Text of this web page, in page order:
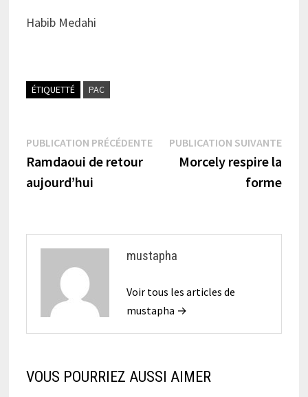
Habib Medahi
ÉTIQUETTÉ PAC
Navigation
de
l’article
PUBLICATION PRÉCÉDENTEPublication
précédente :
Ramdaoui de retour
aujourd’hui
PUBLICATION SUIVANTE
Morcely respire la
forme
mustapha
Voir tous les articles de
mustapha →
VOUS POURRIEZ AUSSI AIMER